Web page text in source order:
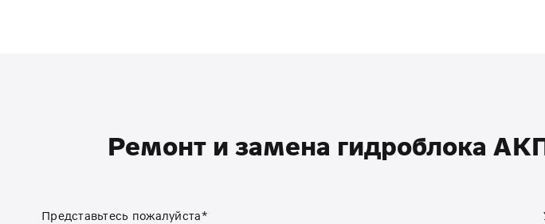
Ремонт и замена гидроблока
Представьтесь пожалуйста*